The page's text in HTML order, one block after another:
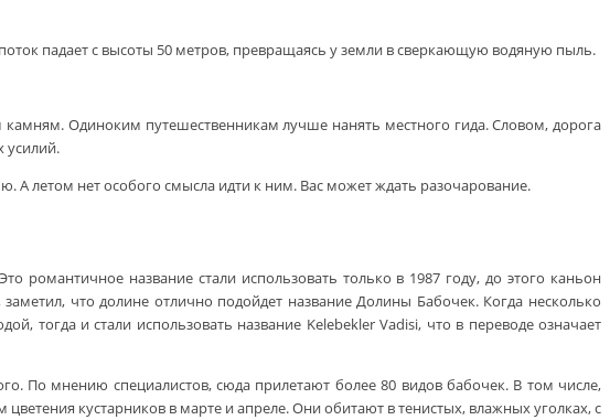
падает с высоты 50 метров, превращаясь у земли в сверкающую водяную пыль.
Одиноким путешественникам лучше нанять местного гида. Словом, дорога
усилий.
А летом нет особого смысла идти к ним. Вас может ждать разочарование.
название стали использовать только в 1987 году, до этого каньон
что долине отлично подойдет название Долины Бабочек. Когда несколько
тогда и стали использовать название Kelebekler Vadisi, что в переводе означает
По мнению специалистов, сюда прилетают более 80 видов бабочек. В том числе,
кустарников в марте и апреле. Они обитают в тенистых, влажных уголках, с